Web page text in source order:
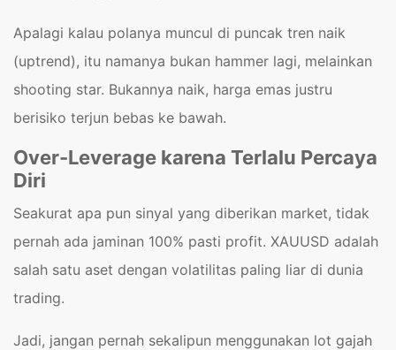
Apalagi kalau polanya muncul di puncak tren naik
(uptrend), itu namanya bukan hammer lagi, melainkan
shooting star. Bukannya naik, harga emas justru
berisiko terjun bebas ke bawah.
Over-Leverage karena Terlalu Percaya
Diri
Seakurat apa pun sinyal yang diberikan market, tidak
pernah ada jaminan 100% pasti profit. XAUUSD adalah
salah satu aset dengan volatilitas paling liar di dunia
trading.
Jadi, jangan pernah sekalipun menggunakan lot gajah